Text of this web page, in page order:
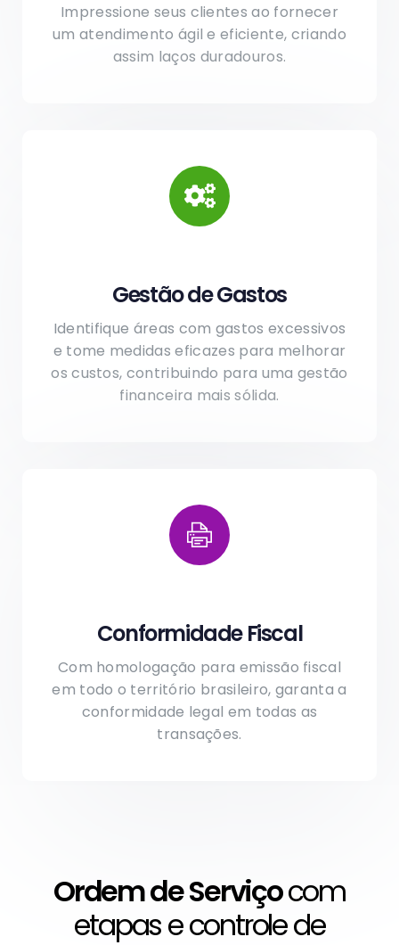
Impressione seus clientes ao fornecer
um atendimento ágil e eficiente, criando
assim laços duradouros.
Gestão de Gastos
Identifique áreas com gastos excessivos
e tome medidas eficazes para melhorar
os custos, contribuindo para uma gestão
financeira mais sólida.
Conformidade Fiscal
Com homologação para emissão fiscal
em todo o território brasileiro, garanta a
conformidade legal em todas as
transações.
Ordem de Serviçocom
etapas e controle de